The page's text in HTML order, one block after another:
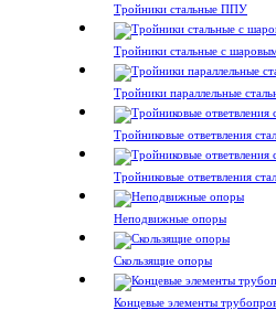
Тройники стальные ППУ
Тройники стальные с
Тройники параллельные
Тройниковые ответвления
Тройниковые ответвления
Неподвижные опоры
Скользящие опоры
Концевые элементы